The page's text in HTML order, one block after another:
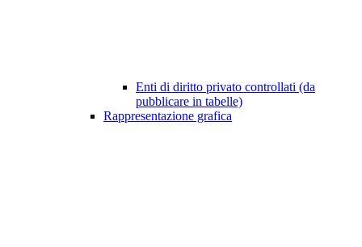
Enti di diritto privato controllati (da
pubblicare in tabelle)
Rappresentazione grafica